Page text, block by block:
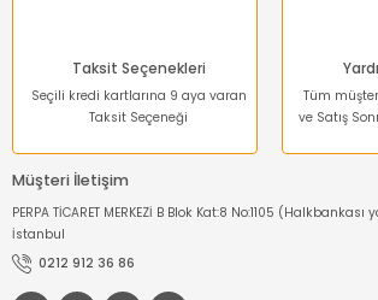
Taksit Seçenekleri
Seçili kredi kartlarına 9 aya varan
Taksit Seçeneği
Tüm
ve Satış
Müşteri İletişim
PERPA TİCARET MERKEZİ B Blok Kat:8 No:1105 (Halkbankası
İstanbul
0212 912 36 86